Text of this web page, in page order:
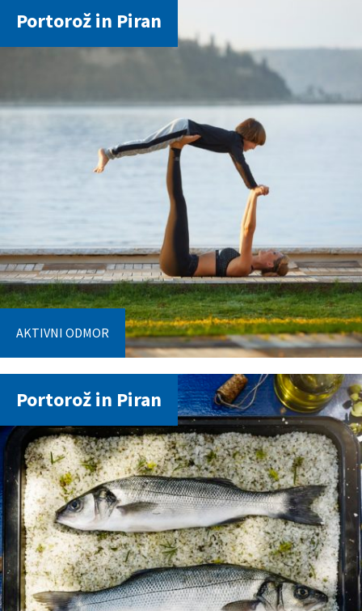
Portorož in Piran
AKTIVNI ODMOR
Portorož in Piran